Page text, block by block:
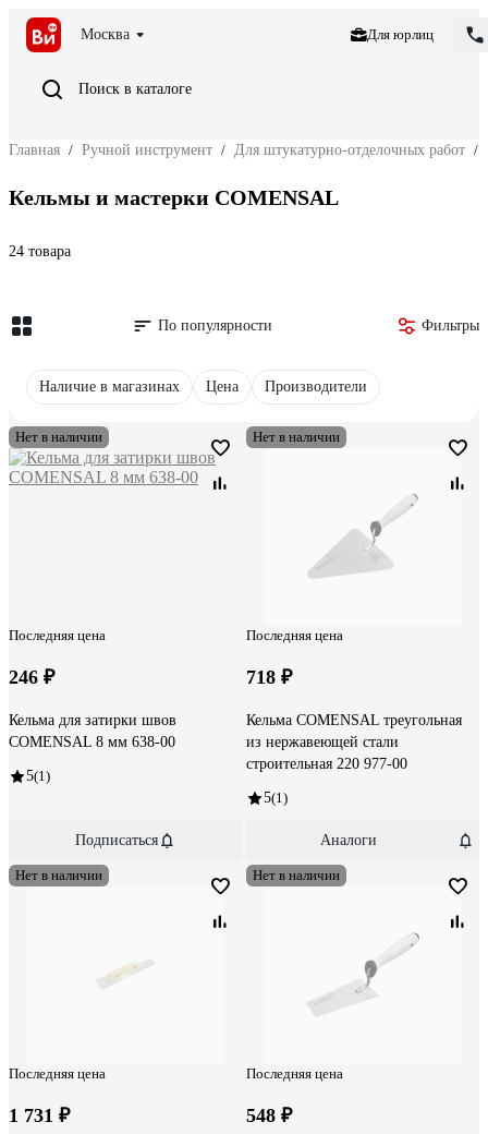
Москва Для юрлиц
Поиск в каталоге
Главная / Ручной инструмент / Для штукатурно-отделочных работ /
Кельмы и мастерки COMENSAL
24 товара
По популярности Фильтры
Наличие в магазинах Цена Производители
Нет в наличии
Последняя цена
246 ₽
Кельма для затирки швов
COMENSAL 8 мм 638-00
5(1)
Подписаться
Нет в наличии
Последняя цена
718 ₽
Кельма COMENSAL треугольная
из нержавеющей стали
строительная 220 977-00
5(1)
Аналоги
Нет в наличии
Последняя цена
1 731 ₽
Нет в наличии
Последняя цена
548 ₽